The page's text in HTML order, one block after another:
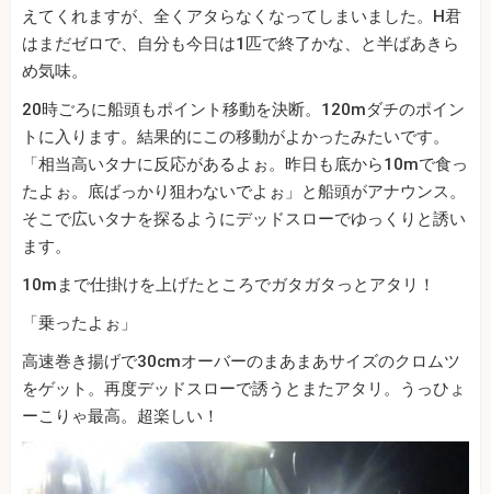
えてくれますが、全くアタらなくなってしまいました。H君
はまだゼロで、自分も今日は1匹で終了かな、と半ばあきら
め気味。
20時ごろに船頭もポイント移動を決断。120mダチのポイン
トに入ります。結果的にこの移動がよかったみたいです。
「相当高いタナに反応があるよぉ。昨日も底から10mで食っ
たよぉ。底ばっかり狙わないでよぉ」と船頭がアナウンス。
そこで広いタナを探るようにデッドスローでゆっくりと誘い
ます。
10mまで仕掛けを上げたところでガタガタっとアタリ！
「乗ったよぉ」
高速巻き揚げで30cmオーバーのまあまあサイズのクロムツ
をゲット。再度デッドスローで誘うとまたアタリ。うっひょ
ーこりゃ最高。超楽しい！